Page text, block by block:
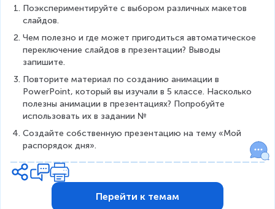
Поэкспериментируйте с выбором различных макетов
слайдов.
Чем полезно и где может пригодиться автоматическое
переключение слайдов в презентации? Выводы
запишите.
Повторите материал по созданию анимации в
PowerPoint, который вы изучали в 5 классе. Насколько
полезны анимации в презентациях? Попробуйте
использовать их в задании №
Создайте собственную презентацию на тему «Мой
распорядок дня».
Перейти к темам